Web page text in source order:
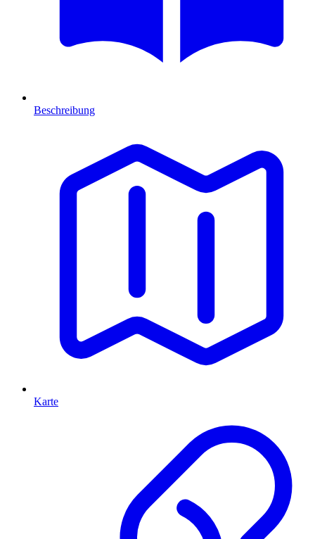
Beschreibung
Karte